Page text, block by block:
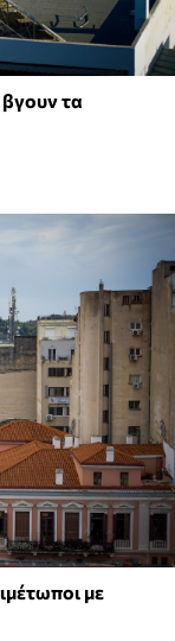
τα
με